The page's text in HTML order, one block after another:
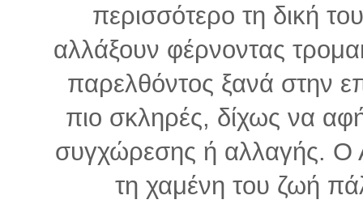
περισσότερο τη δική
αλλάξουν φέρνοντας
παρελθόντος ξανά στην
πιο σκληρές, δίχως να
συγχώρεσης ή αλλαγής. Ο
τη χαμένη του ζωή